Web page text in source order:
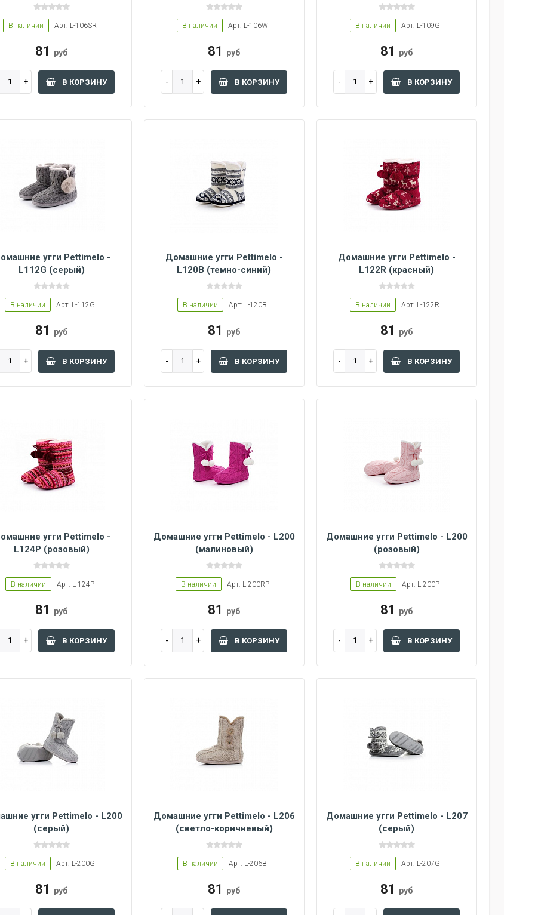
В наличии Арт: L-106SR
81 руб
В КОРЗИНУ
В наличии Арт: L-106W
81 руб
В КОРЗИНУ
37 38/39
В наличии Арт: L-109G
81 руб
В КОРЗИНУ
36/37 38/39
угги Pettimelo -
L112G (серый)
В наличии Арт: L-112G
81 руб
В КОРЗИНУ
Домашние угги Pettimelo -
L120B (темно-синий)
В наличии Арт: L-120B
81 руб
В КОРЗИНУ
37 38/39
Домашние угги Pettimelo -
L122R (красный)
В наличии Арт: L-122R
81 руб
В КОРЗИНУ
36/37 38/39
угги Pettimelo -
L124P (розовый)
В наличии Арт: L-124P
81 руб
В КОРЗИНУ
Домашние угги Pettimelo - L200
(малиновый)
В наличии Арт: L-200RP
81 руб
В КОРЗИНУ
37 38/39
Домашние угги Pettimelo - L200
(розовый)
В наличии Арт: L-200P
81 руб
В КОРЗИНУ
36/37 38/39
угги Pettimelo - L200
(серый)
В наличии Арт: L-200G
81 руб
Домашние угги Pettimelo - L206
(светло-коричневый)
В наличии Арт: L-206B
81 руб
36/37 38/39
Домашние угги Pettimelo - L207
(серый)
В наличии Арт: L-207G
81 руб
36/37